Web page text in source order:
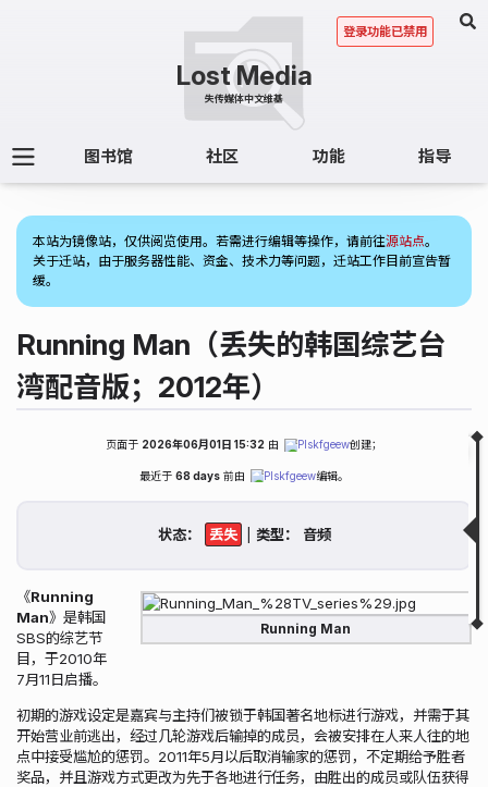
图书馆 社区 功能 指导
登录功能已禁用
本站为镜像站，仅供阅览使用。若需进行编辑等操作，请前往源站点。
关于迁站，由于服务器性能、资金、技术力等问题，迁站工作目前宣告暂
缓。
Running Man（丢失的韩国综艺台
湾配音版；2012年）
相关链接
▲ ▼
页面于 2026年06月01日 15:32 由 Plskfgeew创建；
最近于 68 days前由 Plskfgeew编辑。
状态： 类型：
Running Man
《Running
Man》是韩国
SBS的综艺节
目，于2010年
7月11日启播。
初期的游戏设定是嘉宾与主持们被锁于韩国著名地标进行游戏，并需于其
开始营业前逃出，经过几轮游戏后输掉的成员，会被安排在人来人往的地
点中接受尴尬的惩罚。2011年5月以后取消输家的惩罚，不定期给予胜者
奖品，并且游戏方式更改为先于各地进行任务，由胜出的成员或队伍获得